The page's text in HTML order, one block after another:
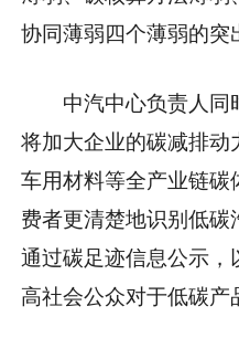
协同薄弱四个薄弱的突
中汽中心负责人同
将加大企业的碳减排动
车用材料等全产业链碳
费者更清楚地识别低碳
通过碳足迹信息公示，
高社会公众对于低碳产